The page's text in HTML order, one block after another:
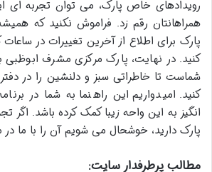
رویدادهای خاص پارک، می توان تجربه ای
همراهانتان رقم زد. فراموش نکنید که
پارک برای اطلاع از آخرین تغییرات در
کنید. در نهایت، پارک مرکزی مشرف ابوظبی
شماست تا خاطراتی سبز و دلنشین را در
کنید. امیدواریم این راهنما به شما در
انگیز به این واحه زیبا کمک کرده باشد. اگر
پارک دارید، خوشحال می شویم آن را با ما در
مطالب پرطرفدار سایت: